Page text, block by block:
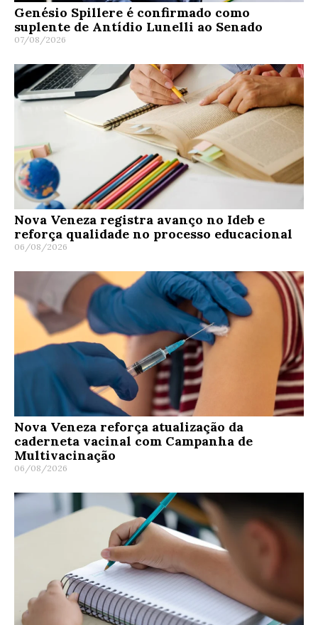
Genésio Spillere é confirmado como
suplente de Antídio Lunelli ao Senado
07/08/2026
Nova Veneza registra avanço no Ideb e
reforça qualidade no processo educacional
06/08/2026
Nova Veneza reforça atualização da
caderneta vacinal com Campanha de
Multivacinação
06/08/2026